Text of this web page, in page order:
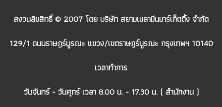
สงวนลิขสิทธิ์ © 2007 โดย บริษัท สยามเมลามีนมาร์เก็ตติ้ง จำกัด
129/1 ถนนราษฎร์บูรณะ แขวง/เขตราษฎร์บูรณะ กรุงเทพฯ 10140
เวลาทำการ
วันจันทร์ - วันศุกร์ เวลา 8.00 น. - 17.30 น. ( สำนักงาน )